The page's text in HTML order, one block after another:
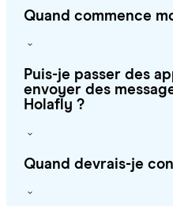
Quand commence
Puis-je passer des
envoyer des
Holafly ?
Quand devrais-je